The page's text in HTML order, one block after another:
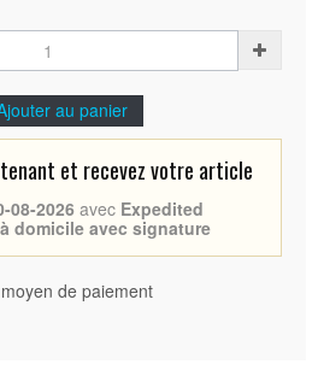
au panier
et recevez votre article
08-2026 avec Expedited
domicile avec signature